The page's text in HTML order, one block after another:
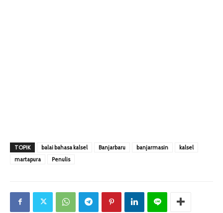
TOPIK balai bahasa kalsel Banjarbaru banjarmasin
kalsel
martapura
Penulis